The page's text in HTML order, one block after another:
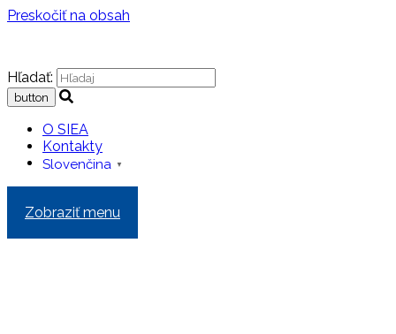
Preskočiť na obsah
Hľadať:
O SIEA
Kontakty
Slovenčina ▼
Zobraziť menu